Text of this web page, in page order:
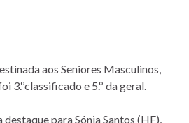
aos Seniores Masculinos,
3.ºclassificado e 5.º da geral.
para Sónia Santos (HF),